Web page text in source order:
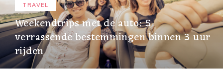
TRAVEL
Weekendtrips met de auto: 5
verrassende bestemmingen binnen 3 uur
rijden